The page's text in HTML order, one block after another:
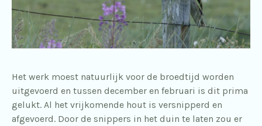
Het werk moest natuurlijk voor de broedtijd worden
uitgevoerd en tussen december en februari is dit prima
gelukt. Al het vrijkomende hout is versnipperd en
afgevoerd. Door de snippers in het duin te laten zou er